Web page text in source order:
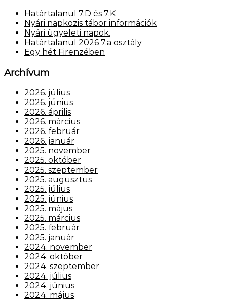
Határtalanul 7.D és 7.K
Nyári napközis tábor információk
Nyári ügyeleti napok.
Határtalanul 2026 7.a osztály
Egy hét Firenzében
Archívum
2026. július
2026. június
2026. április
2026. március
2026. február
2026. január
2025. november
2025. október
2025. szeptember
2025. augusztus
2025. július
2025. június
2025. május
2025. március
2025. február
2025. január
2024. november
2024. október
2024. szeptember
2024. július
2024. június
2024. május